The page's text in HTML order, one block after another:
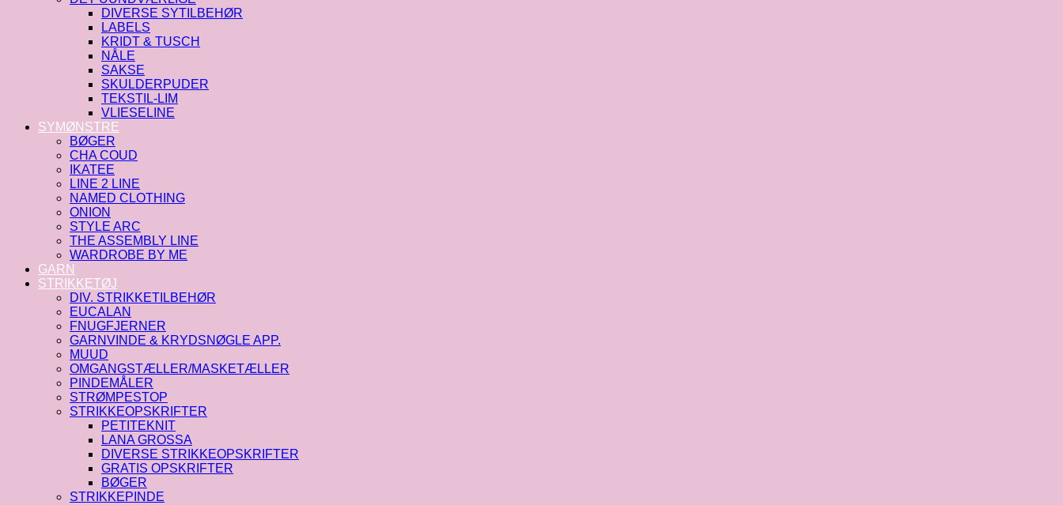
DIVERSE SYTILBEHØR
LABELS
KRIDT & TUSCH
NÅLE
SAKSE
SKULDERPUDER
TEKSTIL-LIM
VLIESELINE
SYMØNSTRE
BØGER
CHA COUD
IKATEE
LINE 2 LINE
NAMED CLOTHING
ONION
STYLE ARC
THE ASSEMBLY LINE
WARDROBE BY ME
GARN
STRIKKETØJ
DIV. STRIKKETILBEHØR
EUCALAN
FNUGFJERNER
GARNVINDE & KRYDSNØGLE APP.
MUUD
OMGANGSTÆLLER/MASKETÆLLER
PINDEMÅLER
STRØMPESTOP
STRIKKEOPSKRIFTER
PETITEKNIT
LANA GROSSA
DIVERSE STRIKKEOPSKRIFTER
GRATIS OPSKRIFTER
BØGER
STRIKKEPINDE